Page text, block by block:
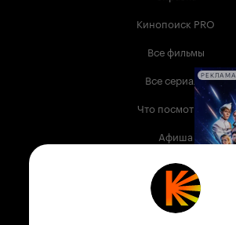
Кинопоиск PRO
Все фильмы
Все сериалы
Что посмотреть
Афиша
Музыка
Телепрограмма
РЕКЛАМА